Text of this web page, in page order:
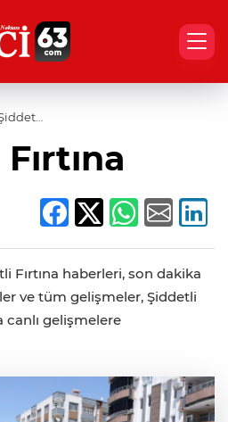
Fırtına haberleri, son dakika
ve tüm gelişmeler, Şiddetli
canlı gelişmelere